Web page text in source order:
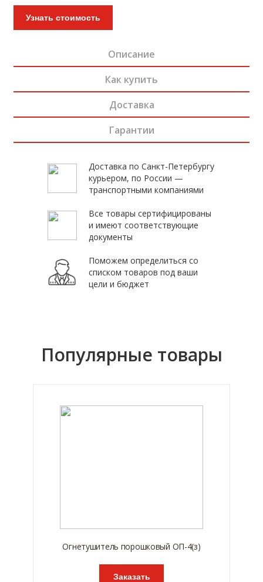
Узнать стоимость
Описание
Как купить
Доставка
Гарантии
Доставка по Санкт-Петербургу
курьером, по России —
транспортными компаниями
Все товары сертифицированы
и имеют соответствующие
документы
Поможем определиться со
списком товаров под ваши
цели и бюджет
Популярные товары
Огнетушитель порошковый ОП-4(з)
Заказать